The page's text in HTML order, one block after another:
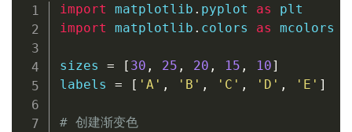
import matplotlib . pyplot as
import matplotlib . colors as mcolors
sizes = [ 30 , 25 , 20 , 15 , 10]
labels = [ 'A' , 'B' , 'C' , 'D' , 'E' ]
# 创建渐变色